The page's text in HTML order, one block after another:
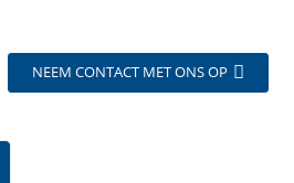
NEEM CONTACT MET ONS OP